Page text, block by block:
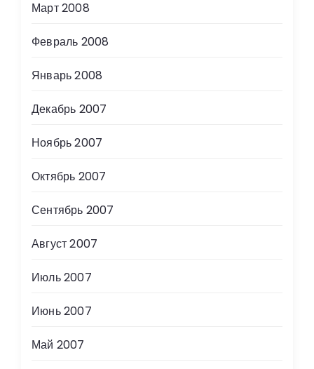
Март 2008
Февраль 2008
Январь 2008
Декабрь 2007
Ноябрь 2007
Октябрь 2007
Сентябрь 2007
Август 2007
Июль 2007
Июнь 2007
Май 2007